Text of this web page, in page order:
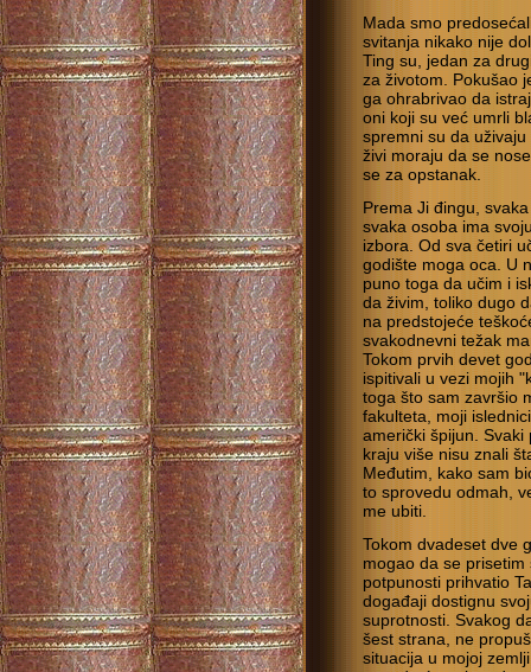
Mada smo
svitanja nikako nije
Ting su, jedan za
za životom. Pokušao
ga ohrabrivao da
oni koji su već umrli
spremni su da
živi moraju da se
se za opstanak.
Prema Ji đingu,
svaka osoba ima
izbora. Od sva četiri
godište moga oca. U
puno toga da učim i
da živim, toliko dugo
na predstojeće
svakodnevni težak
Tokom prvih devet
ispitivali u vezi mojih
toga što sam završio
fakulteta, moji
američki špijun.
kraju više nisu znali
Međutim, kako sam
to sprovedu odmah,
me ubiti.
Tokom dvadeset dve
mogao da se
potpunosti prihvatio
događaji dostignu
suprotnosti. Svakog
šest strana, ne
situacija u mojoj